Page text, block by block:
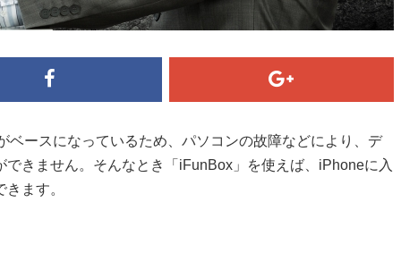
ースになっているため、パソコンの故障などにより、デ
きません。そんなとき「iFunBox」を使えば、iPhoneに入
ます。